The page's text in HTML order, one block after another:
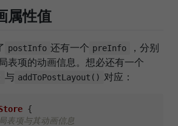
属性值
postInfo 还有一个 preInfo
，分别
表项的动画信息。想必还有一个
与 addToPostLayout() 对应：
{
表项与其动画信息